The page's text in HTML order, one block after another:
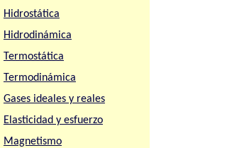
Hidrostática
Hidrodinámica
Termostática
Termodinámica
Gases ideales y reales
Elasticidad y esfuerzo
Magnetismo